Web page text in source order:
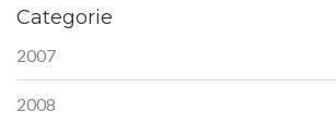
Categorie
2007
2008